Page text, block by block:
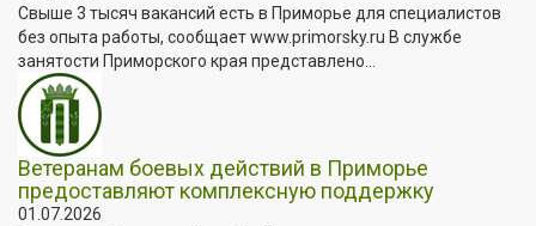
Свыше 3 тысяч вакансий есть в Приморье для специалистов
без опыта работы, сообщает www.primorsky.ru В службе
занятости Приморского края представлено...
Ветеранам боевых действий в Приморье
предоставляют комплексную поддержку
01.07.2026